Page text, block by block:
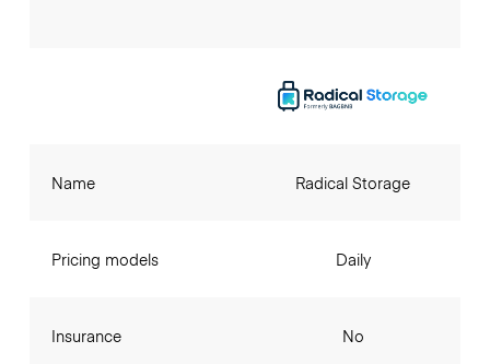
Name
Pricing models
Insurance
Radical Storage
Daily
No